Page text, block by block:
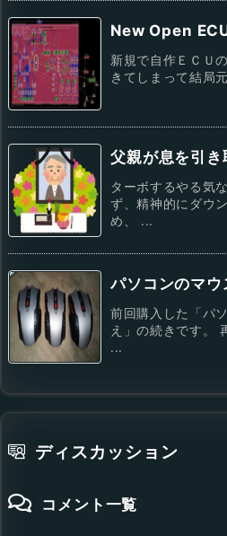
New Open
新規で自作ＥＣＵ
きてしまって結局
父親が息を引き
ターボするやる気
ず、精神的にダウ
め、 ...
パソコンのマウ
前回購入した「パ
え」の続きです。
...
ディスカッション
コメント一覧